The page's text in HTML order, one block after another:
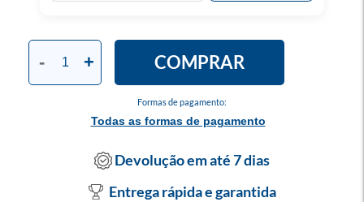
Formas de pagamento:
Todas as formas de pagamento
- + COMPRAR
Devolução em até 7 dias
Entrega rápida e garantida